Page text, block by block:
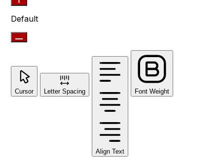
Default
Cursor Letter Spacing
Align Text
Font Weight